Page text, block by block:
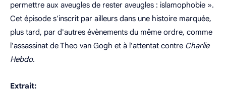
permettre aux aveugles de rester aveugles : islamophobie ».
Cet épisode s'inscrit par ailleurs dans une histoire marquée,
plus tard, par d'autres évènements du même ordre, comme
l'assassinat de Theo van Gogh et à l'attentat contre Charlie
Hebdo.
Extrait: